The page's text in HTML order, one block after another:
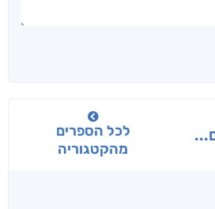
לכל הספרים
מהקטגוריה